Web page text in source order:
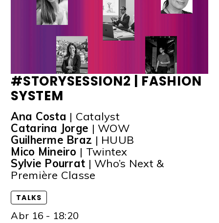
#STORYSESSION2 | FASHION
SYSTEM
Ana Costa | Catalyst
Catarina Jorge | WOW
Guilherme Braz | HUUB
Mico Mineiro | Twintex
Sylvie Pourrat | Who’s Next &
Première Classe
TALKS
Abr 16 - 18:20